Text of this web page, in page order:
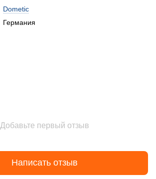
Dometic
Германия
Добавьте первый отзыв
Написать отзыв